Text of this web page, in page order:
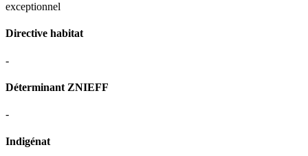
exceptionnel
Directive habitat
-
Déterminant ZNIEFF
-
Indigénat